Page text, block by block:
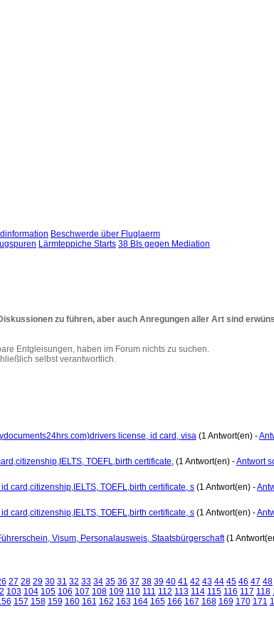
Beschwerde über Fluglaerm
Lärmteppiche Starts 38 BIs gegen Mediation
zu führen, aber auch Anregungen aller Art sind
Entgleisungen, haben im Forum nichts zu suchen.
selbst verantwortlich.
license, id card, visa (1 Antwort(en) -
TOEFL,birth certificate, (1 Antwort(en) -Antwort
card,citizenship,IELTS, TOEFL,birth certificate, s (1 Antwort(en) -
card,citizenship,IELTS, TOEFL,birth certificate, s (1 Antwort(en) -
Visum, Personalausweis, Staatsbürgerschaft(1
27 28 29 30 31 32 33 34 35 36 37 38 39 40 41 42 43 44 45 46 47 48
103 104 105 106 107 108 109 110 111 112 113 114 115 116 117 118
157 158 159 160 161 162 163 164 165 166 167 168 169 170 171